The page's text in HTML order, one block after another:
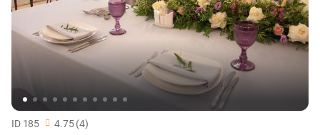
ID 185 4.75 (4)